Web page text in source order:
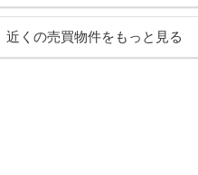
近くの売買物件をもっと見る